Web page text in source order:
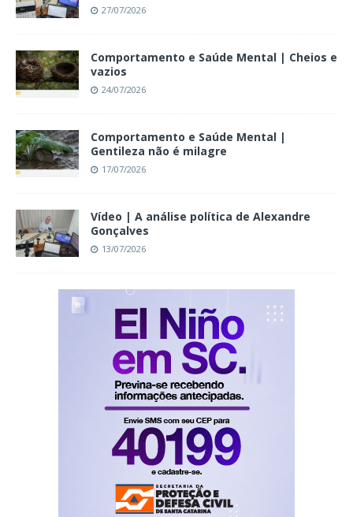
27/07/2026
Comportamento e Saúde Mental | Cheios e
vazios
24/07/2026
Comportamento e Saúde Mental |
Gentileza não é milagre
17/07/2026
Vídeo | A análise política de Alexandre
Gonçalves
13/07/2026